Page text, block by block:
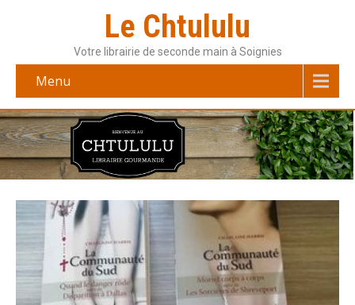
Le Chtululu
Votre librairie de seconde main à Soignies
Menu